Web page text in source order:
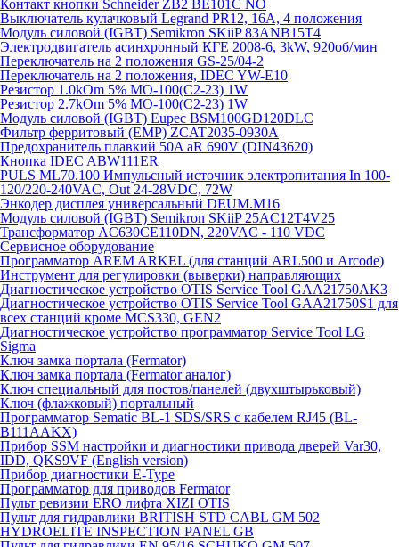
Контакт кнопки Schneider ZB2 BE101C NO
Выключатель кулачковый Legrand PR12, 16A, 4 положения
Модуль силовой (IGBT) Semikron SKiiP 83ANB15T4
Электродвигатель асинхронный КГЕ 2008-6, 3kW, 920об/мин
Переключатель на 2 положения GS-25/04-2
Переключатель на 2 положения, IDEC YW-E10
Резистор 1.0kOm 5% МО-100(С2-23) 1W
Резистор 2.7kOm 5% МО-100(С2-23) 1W
Модуль силовой (IGBT) Eupec BSM100GD120DLC
Фильтр ферритовый (EMP) ZCAT2035-0930A
Предохранитель плавкий 50A aR 690V (DIN43620)
Кнопка IDEC ABW111ER
PULS ML70.100 Импульсный источник электропитания In 100-
120/220-240VAC, Out 24-28VDC, 72W
Энкодер дисплея универсальный DEUM.M16
Модуль силовой (IGBT) Semikron SKiiP 25AC12T4V25
Трансформатор AC630CE110DN, 220VAC - 110 VDC
Сервисное оборудование
Программатор AREM ARKEL (для станций ARL500 и Arcode)
Инструмент для регулировки (выверки) направляющих
Диагностическое устройство OTIS Service Tool GAA21750AK3
Диагностическое устройство OTIS Service Tool GAA21750S1 для
всех станций кроме MCS330, GEN2
Диагностическое устройство программатор Service Tool LG
Sigma
Ключ замка портала (Fermator)
Ключ замка портала (Fermator аналог)
Ключ специальный для постов/панелей (двухштырьковый)
Ключ (флажковый) портальный
Программатор Sematic BL-1 SDS/SRS с кабелем RJ45 (BL-
B111AAKX)
Прибор SSM настройки и диагностики привода дверей Var30,
IDD, QKS9VF (English version)
Прибор диагностики E-Type
Программатор для приводов Fermator
Пульт ревизии ERO лифта XIZI OTIS
Пульт для гидравлики BRITISH STD CABL GM 502
HYDROELITE INSPECTION PANEL GB